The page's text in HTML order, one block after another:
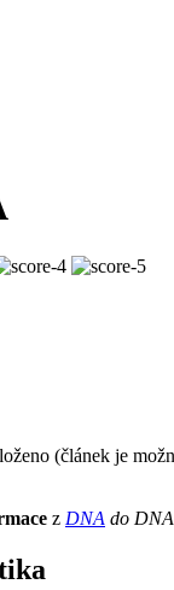
(článek je
z DNA do DNA